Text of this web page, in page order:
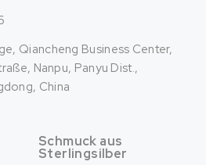
Qiancheng Business Center,
Nanpu, Panyu Dist.,
China
Schmuck aus
Sterlingsilber